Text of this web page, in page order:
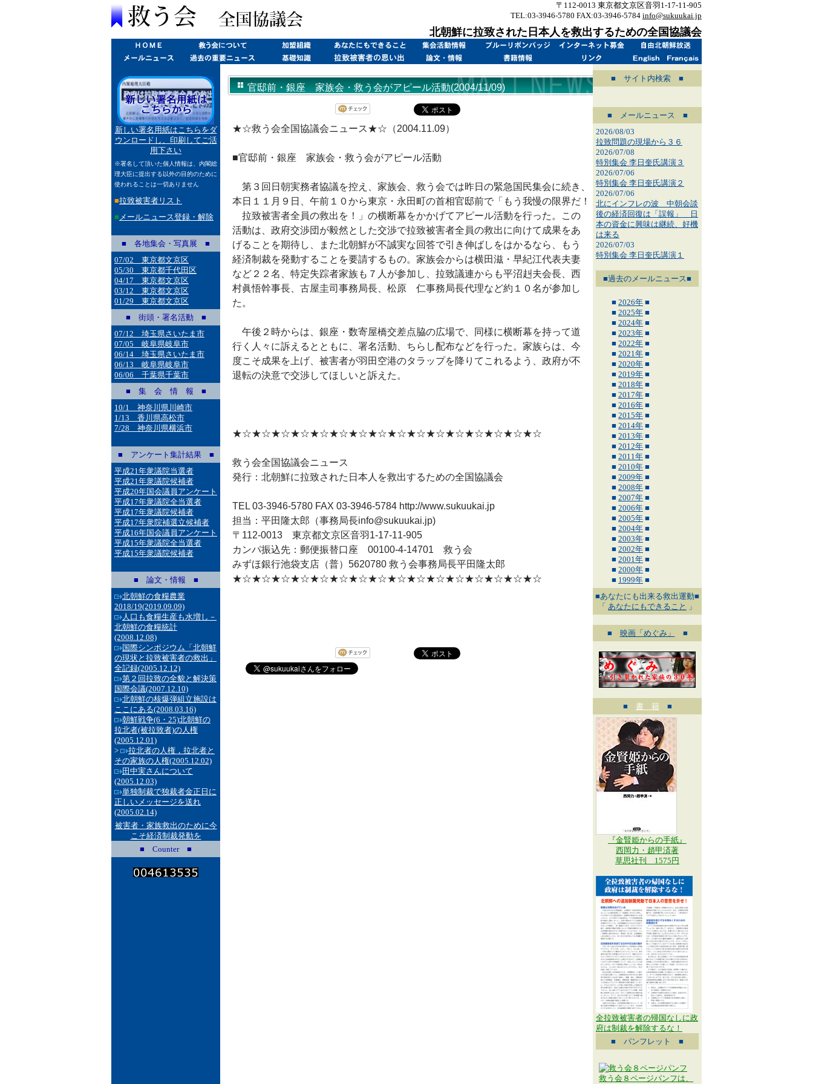
〒112-0013 東京都文京区音羽1-17-11-905
TEL:03-3946-5780 FAX:03-3946-5784 info@sukuukai.jp
北朝鮮に拉致された日本人を救出するための全国協議会
新しい署名用紙はこちらをダ
ウンロードし、印刷してご活
用下さい
※署名して頂いた個人情報は、内閣総
理大臣に提出する以外の目的のために
使われることは一切ありません
■拉致被害者リスト
■ メールニュース登録・解除
■ 各地集会・写真展 ■
07/02 東京都文京区
05/30 東京都千代田区
04/17 東京都文京区
03/12 東京都文京区
01/29 東京都文京区
■ 街頭・署名活動 ■
07/12 埼玉県さいたま市
07/05 岐阜県岐阜市
06/14 埼玉県さいたま市
06/13 岐阜県岐阜市
06/06 千葉県千葉市
■ 集 会 情 報 ■
10/1 神奈川県川崎市
1/13 香川県高松市
7/28 神奈川県横浜市
■ アンケート集計結果 ■
平成21年衆議院当選者
平成21年衆議院候補者
平成20年国会議員アンケート
平成17年衆議院全当選者
平成17年衆議院候補者
平成17年衆院補選立候補者
平成16年国会議員アンケート
平成15年衆議院全当選者
平成15年衆議院候補者
■ 論文・情報 ■
北朝鮮の食糧農業
2018/19(2019.09.09)
人口も食糧生産も水増し－
北朝鮮の食糧統計
(2008.12.08)
国際シンポジウム「北朝鮮
の現状と拉致被害者の救出」
全記録(2005.12.12)
第２回拉致の全貌と解決策
国際会議(2007.12.10)
北朝鮮の核爆弾組立施設は
ここにある(2008.03.16)
朝鮮戦争(6・25)北朝鮮の
拉北者(被拉致者)の人権
(2005.12.01)
>
拉北者の人権，拉北者と
その家族の人権(2005.12.02)
田中実さんについて
(2005.12.03)
単独制裁で独裁者金正日に
正しいメッセージを送れ
(2005.02.14)
被害者・家族救出のために今
こそ経済制裁発動を
■ Counter ■
官邸前・銀座 家族会・救う会がアピール活動(2004/11/09)
★☆救う会全国協議会ニュース★☆（2004.11.09）
■官邸前・銀座 家族会・救う会がアピール活動
第３回日朝実務者協議を控え、家族会、救う会では昨日の緊急国民集会に続き、
本日１１月９日、午前１０から東京・永田町の首相官邸前で「もう我慢の限界だ！
拉致被害者全員の救出を！」の横断幕をかかげてアピール活動を行った。この
活動は、政府交渉団が毅然とした交渉で拉致被害者全員の救出に向けて成果をあ
げることを期待し、また北朝鮮が不誠実な回答で引き伸ばしをはかるなら、もう
経済制裁を発動することを要請するもの。家族会からは横田滋・早紀江代表夫妻
など２２名、特定失踪者家族も７人が参加し、拉致議連からも平沼赳夫会長、西
村眞悟幹事長、古屋圭司事務局長、松原 仁事務局長代理など約１０名が参加し
た。
午後２時からは、銀座・数寄屋橋交差点脇の広場で、同様に横断幕を持って道
行く人々に訴えるとともに、署名活動、ちらし配布などを行った。家族らは、今
度こそ成果を上げ、被害者が羽田空港のタラップを降りてこれるよう、政府が不
退転の決意で交渉してほしいと訴えた。
★☆★☆★☆★☆★☆★☆★☆★☆★☆★☆★☆★☆★☆★☆★☆★☆
救う会全国協議会ニュース
発行：北朝鮮に拉致された日本人を救出するための全国協議会
TEL 03-3946-5780 FAX 03-3946-5784 http://www.sukuukai.jp
担当：平田隆太郎（事務局長info@sukuukai.jp)
〒112-0013 東京都文京区音羽1-17-11-905
カンパ振込先：郵便振替口座 00100-4-14701 救う会
みずほ銀行池袋支店（普）5620780 救う会事務局長平田隆太郎
★☆★☆★☆★☆★☆★☆★☆★☆★☆★☆★☆★☆★☆★☆★☆★☆
■ サイト内検索 ■
■ メールニュース ■
2026/08/03
拉致問題の現場から３６
2026/07/08
特別集会 李日奎氏講演３
2026/07/06
特別集会 李日奎氏講演２
2026/07/06
北にインフレの波 中朝会談
後の経済回復は「誤報」 日
本の資金に興味は継続、好機
は来る
2026/07/03
特別集会 李日奎氏講演１
■過去のメールニュース■
■ 2026年 ■
■ 2025年 ■
■ 2024年 ■
■ 2023年 ■
■ 2022年 ■
■ 2021年 ■
■ 2020年 ■
■ 2019年 ■
■ 2018年 ■
■ 2017年 ■
■ 2016年 ■
■ 2015年 ■
■ 2014年 ■
■ 2013年 ■
■ 2012年 ■
■ 2011年 ■
■ 2010年 ■
■ 2009年 ■
■ 2008年 ■
■ 2007年 ■
■ 2006年 ■
■ 2005年 ■
■ 2004年 ■
■ 2003年 ■
■ 2002年 ■
■ 2001年 ■
■ 2000年 ■
■ 1999年 ■
■あなたにも出来る救出運動■
「 あなたにもできること 」
■ 映画「めぐみ」 ■
■ 書 籍 ■
『金賢姫からの手紙』
西岡力・趙甲済著
草思社刊 1575円
全拉致被害者の帰国なしに政
府は制裁を解除するな！
■ パンフレット ■
救う会８ページパンフは、